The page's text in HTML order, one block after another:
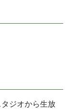
ジオから生放